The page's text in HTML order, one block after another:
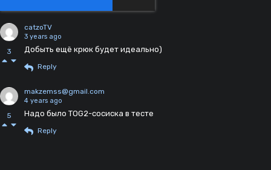
3
catzoTV
3 years ago
Добыть ещё крюк будет идеально)
Reply
5
makzemss@gmail.com
4 years ago
Надо было TOG2-сосиска в тесте
Reply